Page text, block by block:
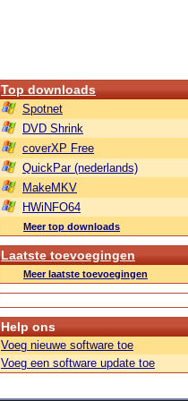
Top downloads
Spotnet
DVD Shrink
coverXP Free
QuickPar (nederlands)
MakeMKV
HWiNFO64
Meer top downloads
Laatste toevoegingen
Meer laatste toevoegingen
Help ons
Voeg nieuwe software toe
Voeg een software update toe